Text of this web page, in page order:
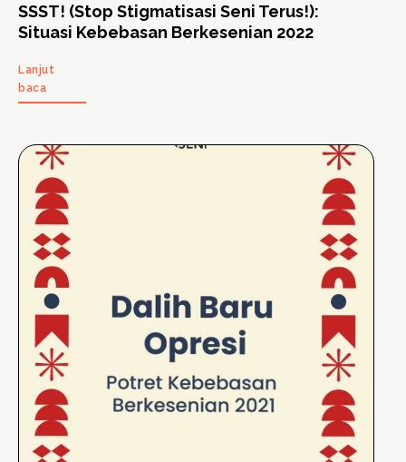
SSST! (Stop Stigmatisasi Seni Terus!):
Situasi Kebebasan Berkesenian 2022
Lanjut
baca